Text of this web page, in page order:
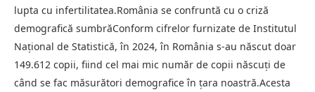
lupta cu infertilitatea.România se confruntă cu o criză
demografică sumbrăConform cifrelor furnizate de Institutul
Național de Statistică, în 2024, în România s-au născut doar
149.612 copii, fiind cel mai mic număr de copii născuți de
când se fac măsurători demografice în țara noastră.Acesta